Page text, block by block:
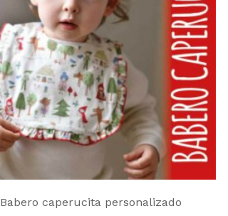
Babero caperucita personalizado